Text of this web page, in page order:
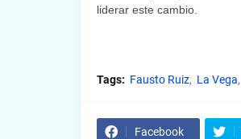
liderar este cambio.
Tags: Fausto Ruiz La Vega
Facebook